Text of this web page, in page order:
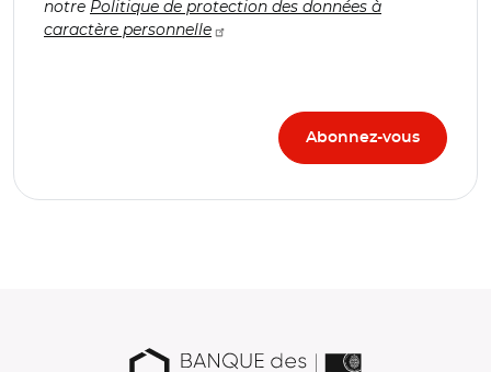
notre Politique de protection des données à
caractère personnelle